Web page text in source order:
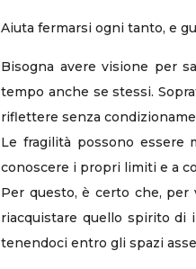
Aiuta fermarsi ogni tanto, e
Bisogna avere visione per
tempo anche se stessi.
riflettere senza
Le fragilità possono essere
conoscere i propri limiti e a
Per questo, è certo che,
riacquistare quello spirito di
tenendoci entro gli spazi